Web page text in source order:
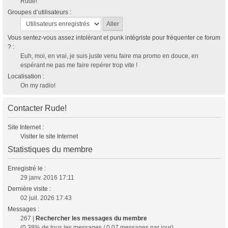
Groupes d’utilisateurs :
Vous sentez-vous assez intolérant et punk intégriste pour fréquenter ce forum
? :
Euh, moi, en vrai, je suis juste venu faire ma promo en douce, en
espérant ne pas me faire repérer trop vite !
Localisation :
On my radio!
Contacter Rude!
Site Internet :
Visiter le site Internet
Statistiques du membre
Enregistré le :
29 janv. 2016 17:11
Dernière visite :
02 juil. 2026 17:43
Messages :
267 |
Rechercher les messages du membre